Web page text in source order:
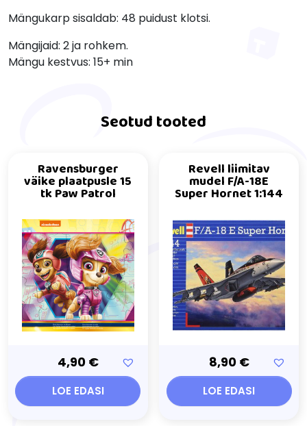
Mängukarp sisaldab: 48 puidust klotsi.
Mängijaid: 2 ja rohkem.
Mängu kestvus: 15+ min
Seotud tooted
Ravensburger
väike plaatpusle 15
tk Paw Patrol
4,90 €
LOE EDASI
Revell liimitav
mudel F/A-18E
Super Hornet 1:144
8,90 €
LOE EDASI